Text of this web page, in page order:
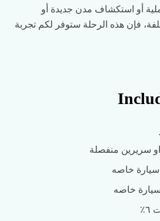
أو استكشاف مدن جديدة أو
فإن هذه الرحلة ستوفر لكم تجربة
سريرين منفصلة
سيارة خاصه
سيارة خاصه